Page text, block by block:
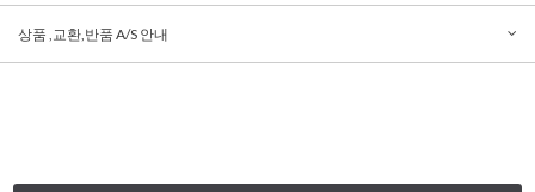
상품 ,교환,반품 A/S 안내